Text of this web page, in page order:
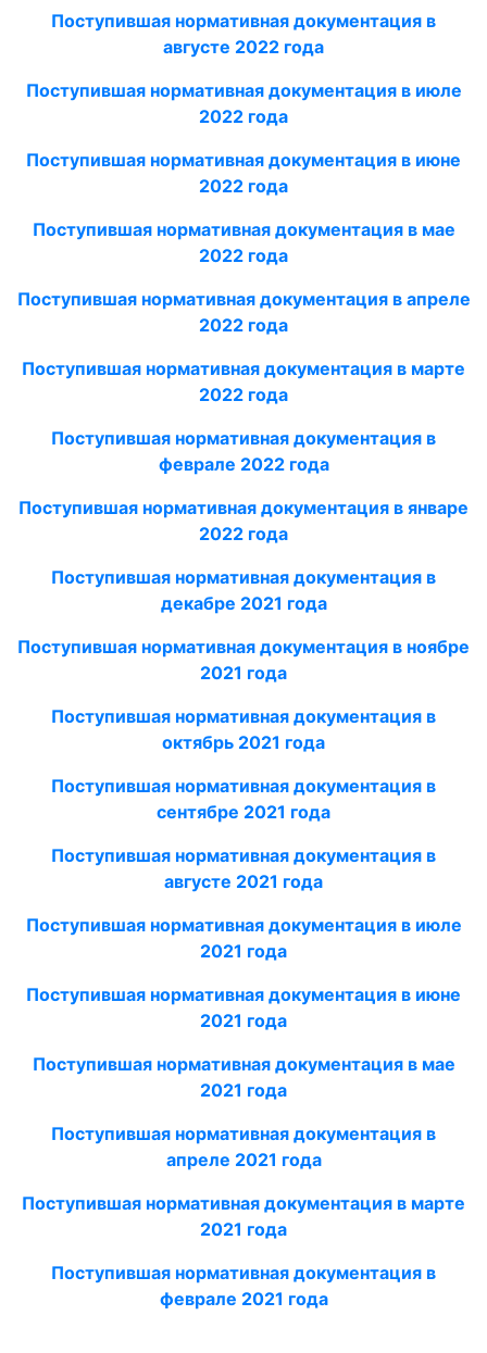
Поступившая нормативная документация в
августе 2022 года
Поступившая нормативная документация в июле
2022 года
Поступившая нормативная документация в июне
2022 года
Поступившая нормативная документация в мае
2022 года
Поступившая нормативная документация в апреле
2022 года
Поступившая нормативная документация в марте
2022 года
Поступившая нормативная документация в
феврале 2022 года
Поступившая нормативная документация в январе
2022 года
Поступившая нормативная документация в
декабре 2021 года
Поступившая нормативная документация в ноябре
2021 года
Поступившая нормативная документация в
октябрь 2021 года
Поступившая нормативная документация в
сентябре 2021 года
Поступившая нормативная документация в
августе 2021 года
Поступившая нормативная документация в июле
2021 года
Поступившая нормативная документация в июне
2021 года
Поступившая нормативная документация в мае
2021 года
Поступившая нормативная документация в
апреле 2021 года
Поступившая нормативная документация в марте
2021 года
Поступившая нормативная документация в
феврале 2021 года